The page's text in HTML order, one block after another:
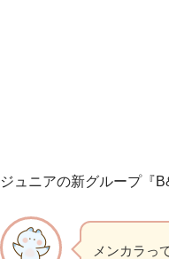
ジュニアの新グループ『
メンカラっ